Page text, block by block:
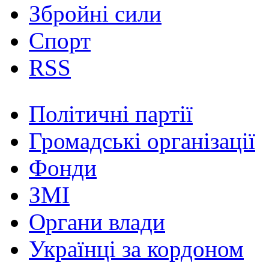
Збройні сили
Спорт
RSS
Політичні партії
Громадські організації
Фонди
ЗМІ
Органи влади
Українці за кордоном